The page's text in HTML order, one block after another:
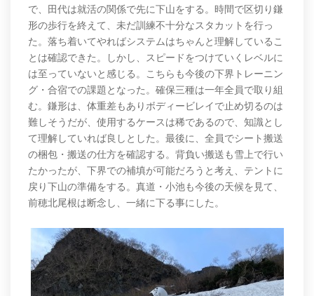
で、田代は就活の関係で先に下山をする。時間で区切り鎌
形の歩行を終えて、未だ訓練不十分なスタカットを行っ
た。落ち着いてやればシステムはちゃんと理解しているこ
とは確認できた。しかし、スピードをつけていくレベルに
は至っていないと感じる。こちらも今後の下界トレーニン
グ・合宿での課題となった。確保三種は一年全員で取り組
む。鎌形は、体重差もありボディービレイで止め切るのは
難しそうだが、使用するケースは稀であるので、知識とし
て理解していれば良しとした。最後に、全員でシート搬送
の梱包・搬送の仕方を確認する。背負い搬送も雪上で行い
たかったが、下界での補填が可能だろうと考え、テントに
戻り下山の準備をする。真道・小池も今後の天候を見て、
前穂北尾根は断念し、一緒に下る事にした。